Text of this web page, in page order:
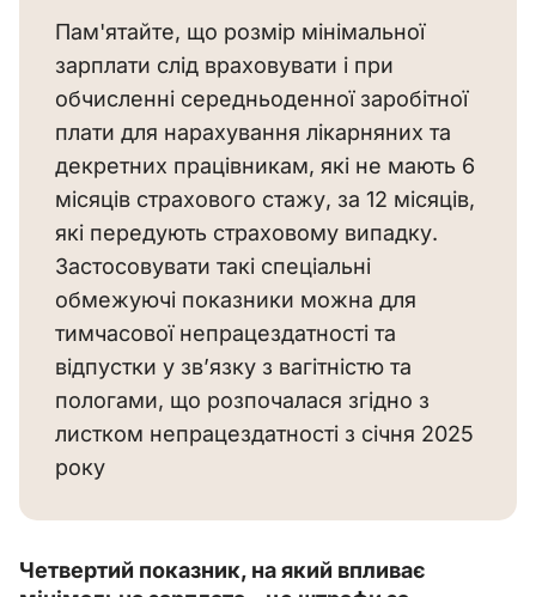
Пам'ятайте, що розмір мінімальної
зарплати слід враховувати і при
обчисленні середньоденної заробітної
плати для нарахування лікарняних та
декретних працівникам, які не мають 6
місяців страхового стажу, за 12 місяців,
які передують страховому випадку.
Застосовувати такі спеціальні
обмежуючі показники можна для
тимчасової непрацездатності та
відпустки у зв’язку з вагітністю та
пологами, що розпочалася згідно з
листком непрацездатності з січня 2025
року
Четвертий показник, на який впливає